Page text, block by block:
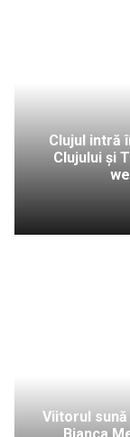
Clujul intră
Clujului și
Viitorul
Bianca